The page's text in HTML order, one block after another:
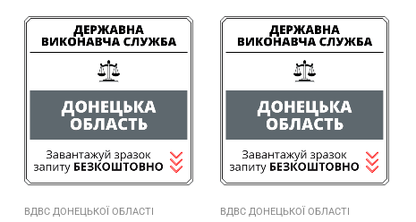
ВДВС ДОНЕЦЬКОЇ ОБЛАСТI ВДВС ДОНЕЦЬКОЇ ОБЛАСТI